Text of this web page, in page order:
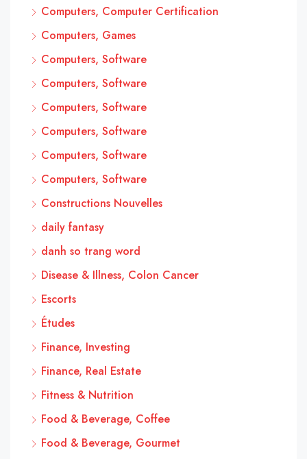
Computers, Computer Certification
Computers, Games
Computers, Software
Computers, Software
Computers, Software
Computers, Software
Computers, Software
Computers, Software
Constructions Nouvelles
daily fantasy
danh so trang word
Disease & Illness, Colon Cancer
Escorts
Études
Finance, Investing
Finance, Real Estate
Fitness & Nutrition
Food & Beverage, Coffee
Food & Beverage, Gourmet